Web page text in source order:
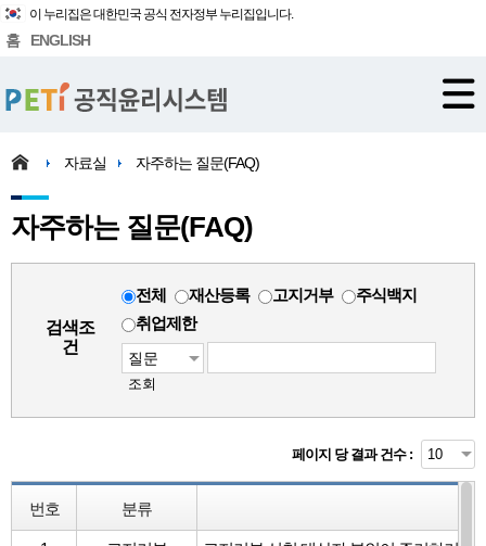
이 누리집은 대한민국 공식 전자정부 누리집입니다.
홈 ENGLISH
자료실 자주하는 질문(FAQ)
자주하는 질문(FAQ)
검색조
건
전체 재산등록 고지거부
주식백지
취업제한
조회
페이지 당 결과 건수 :
번호 분류